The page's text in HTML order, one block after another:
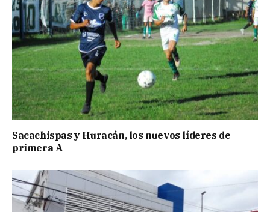
Sacachispas y Huracán, los nuevos líderes de
primera A